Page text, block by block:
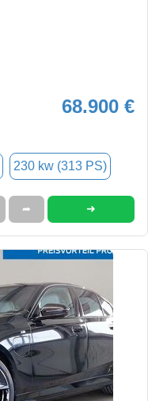
68.900 €
230 kw (313 PS)
➦ ➜